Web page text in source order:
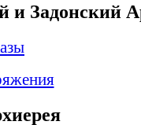
и Задонский